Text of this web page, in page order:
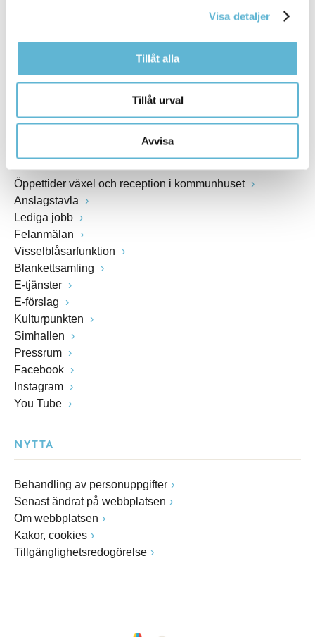
Visa detaljer
Tillåt alla
Tillåt urval
Avvisa
Fax: 0456-82 22 00
Öppettider växel och reception i kommunhuset
Anslagstavla
Lediga jobb
Felanmälan
Visselblåsarfunktion
Blankettsamling
E-tjänster
E-förslag
Kulturpunkten
Simhallen
Pressrum
Facebook
Instagram
You Tube
NYTTA
Behandling av personuppgifter
Senast ändrat på webbplatsen
Om webbplatsen
Kakor, cookies
Tillgänglighetsredogörelse